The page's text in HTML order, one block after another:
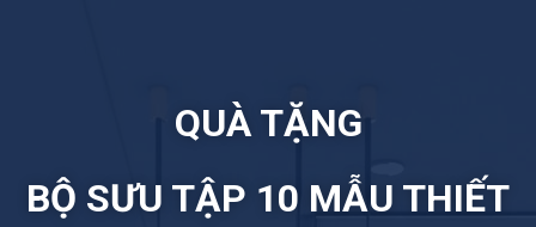
QUÀ TẶNG
BỘ SƯU TẬP 10 MẪU THIẾT